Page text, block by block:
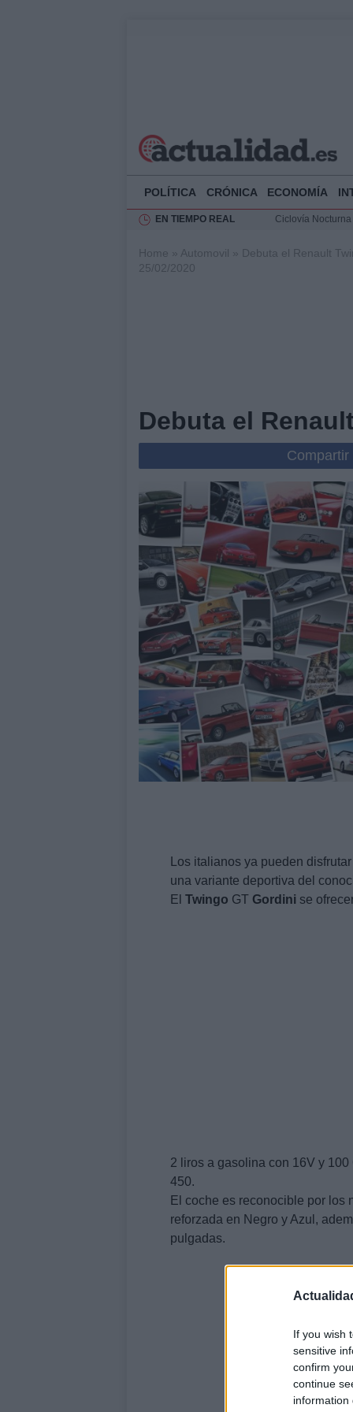
If you wish
sensitive
confirm
continue
information
POLÍTICA CRÓNICA ECONOMÍA
EN TIEMPO REAL
Ciclovía
Rehabilitación de
Home » Automovil » Debuta el Renault
25/02/2020
Debuta el
Los italianos ya pueden
una variante deportiva del
El Twingo GT Gordini se
2 liros a gasolina con 16V y
450.
El coche es reconocible por los
reforzada en Negro y Azul,
pulgadas.